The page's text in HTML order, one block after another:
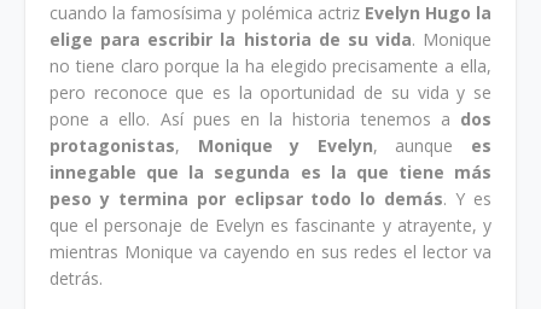
cuando la famosísima y polémica actrizEvelyn Hugo la
elige para escribir la historia de su vida. Monique
no tiene claro porque la ha elegido precisamente a ella,
pero reconoce que es la oportunidad de su vida y se
pone a ello. Así pues en la historia tenemos a dos
protagonistas, Monique y Evelyn, aunque es
innegable que la segunda es la que tiene más
peso y termina por eclipsar todo lo demás. Y es
que el personaje de Evelyn es fascinante y atrayente, y
mientras Monique va cayendo en sus redes el lector va
detrás.